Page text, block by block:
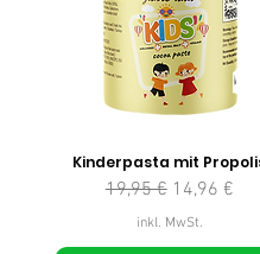
Kinderpasta mit
Standardpreis
19,95 € Sale-Preis
14,96 €
inkl. MwSt.